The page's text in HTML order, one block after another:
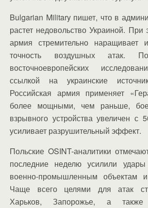
Bulgarian Military пишет, что в
растет недовольство Украиной. При
армия стремительно наращивает
точность воздушных атак.
восточноевропейских
ссылкой на украинские
Российская армия применяет
более мощными, чем раньше,
взрывного устройства увеличен с
усиливает разрушительный эффект.
Польские OSINT-аналитики
последние неделю усилили
военно-промышленным объектам
Чаще всего целями для атак
Харьков, Запорожье, а также